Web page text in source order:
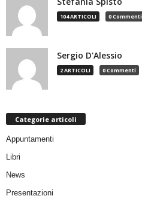
104 ARTICOLI 0 Commenti
Sergio D'Alessio
2 ARTICOLI 0 Commenti
Categorie articoli
Appuntamenti
Libri
News
Presentazioni